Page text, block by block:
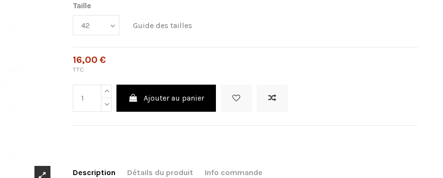
Taille
Guide des tailles
16,00 €
TTC
Ajouter au panier
Description Détails du produit Info commande